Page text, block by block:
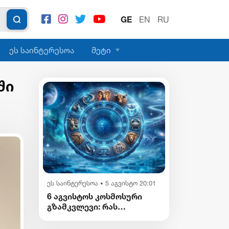
GE EN RU
ეს საინტერესოა მეტი
ეს საინტერესოა • 5 აგვისტო 20:01
6 აგვისტოს კოსმოსური
გზამკვლევი: რას